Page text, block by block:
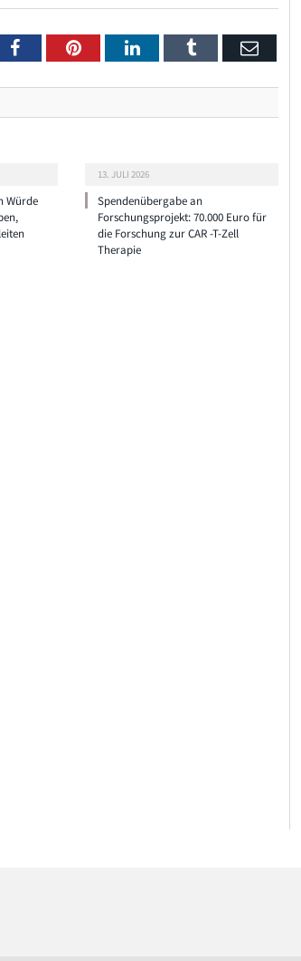
FacebookPinterestLinkedInTumblr Email
Würde
13. JULI 2026
Spendenübergabe an
Forschungsprojekt: 70.000 Euro für
die Forschung zur CAR -T-Zell
Therapie